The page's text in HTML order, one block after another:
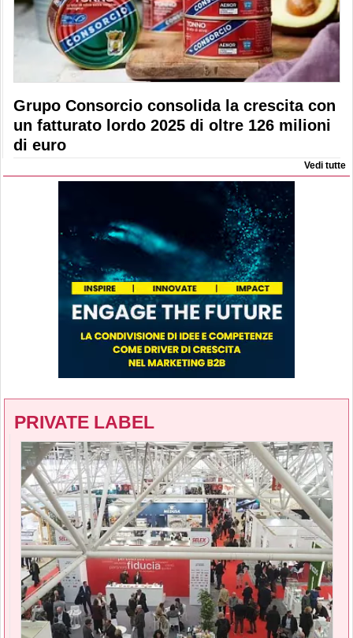
Grupo Consorcio consolida la crescita con
un fatturato lordo 2025 di oltre 126 milioni
di euro
Vedi tutte
PRIVATE LABEL